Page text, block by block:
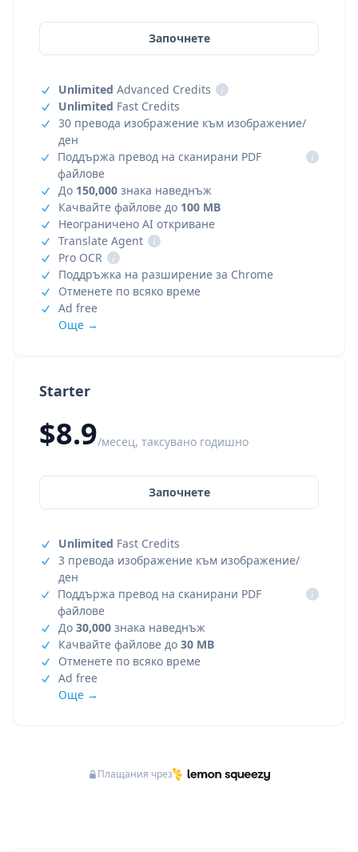
Starter
$8.9/месец, таксувано годишно
Започнете
Unlimited Fast Credits
3 превода изображение към изображение/
ден
Поддържа превод на сканирани PDF
файлове
i
До 30,000 знака наведнъж
Качвайте файлове до 30 MB
Отменете по всяко време
Ad free
Още →
Започнете
Unlimited Advanced Credits
i
Unlimited Fast Credits
30 превода изображение към изображение/
ден
Поддържа превод на сканирани PDF
файлове
i
До 150,000 знака наведнъж
Качвайте файлове до 100 MB
Неограничено AI откриване
Translate Agent
i
Pro OCR
i
Поддръжка на разширение за Chrome
Отменете по всяко време
Ad free
Още →
Плащания чрез